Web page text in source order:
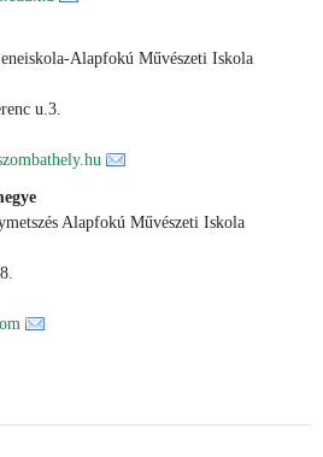
Alapfokú Művészeti Iskola
u.3.
Alapfokú Művészeti Iskola